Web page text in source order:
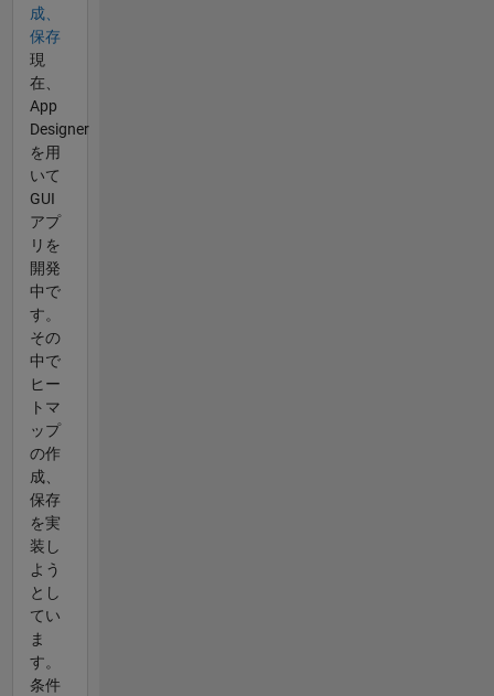
成、
保存
現
在、
App
Designer
を用
いて
GUI
アプ
リを
開発
中で
す。
その
中で
ヒー
トマ
ップ
の作
成、
保存
を実
装し
よう
とし
てい
ま
す。
条件